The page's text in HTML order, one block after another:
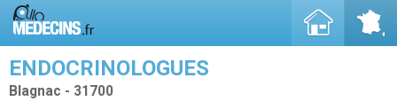
ENDOCRINOLOGUES
Blagnac - 31700